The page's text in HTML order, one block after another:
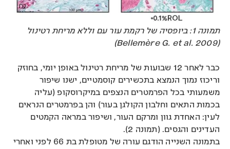
תמונה 1: ביופסיה של רקמת עור עם וללא מריחת רטינול
(Bellemère G. et al. 2009)
כבר לאחר 12 שבועות של מריחת רטינול באופן יומי, בחוזק
וריכוז נמוך הנמצא בתכשירים קוסמטיים, ישנו שיפור
משמעותי בכל הפרמטרים הנצפים במיקרוסקופ (עליה
בכמות התאים וחלבון הקולגן בעור) והן בפרמטרים הנראים
לעין: האחדת גוון ומרקם העור, ושיפור במראה הקמטים
העדינים והגסים. (תמונה 2).
בתמונה השנייה הודגם עורה של מטופלת בת 66 לפני ואחרי